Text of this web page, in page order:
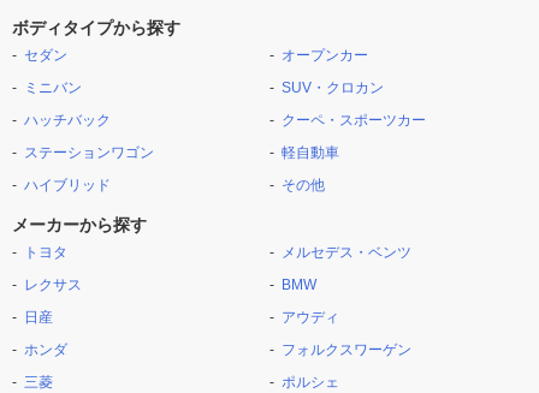
ボディタイプから探す
セダン
ミニバン
ハッチバック
ステーションワゴン
ハイブリッド
オープンカー
SUV・クロカン
クーペ・スポーツカー
軽自動車
その他
メーカーから探す
トヨタ
レクサス
日産
ホンダ
三菱
メルセデス・ベンツ
BMW
アウディ
フォルクスワーゲン
ポルシェ